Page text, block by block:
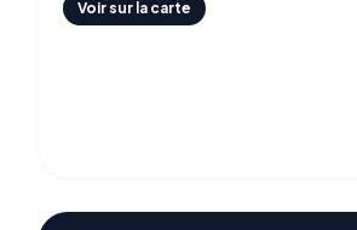
Voir sur la carte